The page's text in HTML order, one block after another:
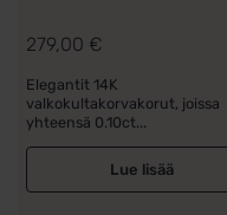
279,00 €
Elegantit 14K
valkokultakorvakorut, joissa
yhteensä 0.10ct...
Lue lisää